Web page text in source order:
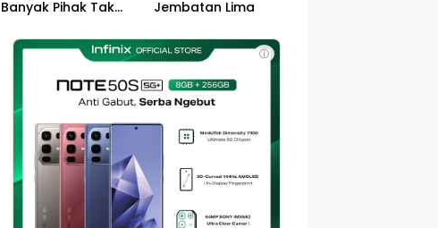
Banyak Pihak Tak
Jadi Pemimpin Kota
Jembatan Lima
ⓘ